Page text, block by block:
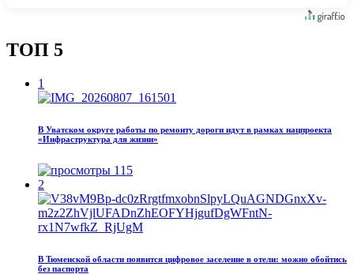
ТОП 5
1
В Уватском округе работы по ремонту дороги идут в рамках нацпроекта
«Инфраструктура для жизни»
115
2
В Тюменской области появится цифровое заселение в отели: можно обойтись
без паспорта